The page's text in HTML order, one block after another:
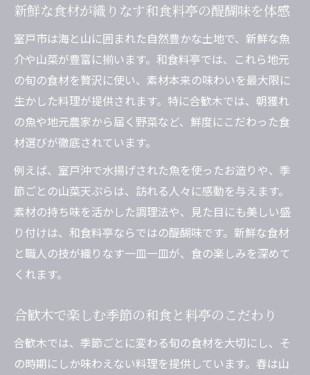
合歓木で受け継がれる和食の美しさを体験
和食料亭で味わう地域ならではの逸品とは
和食の伝統技術を支える料亭のおもてなし
和食料亭で季節ごとの伝統料理を楽しむ
落ち着いた料亭空間で和食の粋を知る
和食の奥深さを感じる料亭の静かな空間
和食料亭ならではの居心地の良さを体感
静寂な料亭で味わう和食の味と香りの魅力
和食と料亭の調和が生む至福のひととき
和食料亭の魅力を深掘りしたい方におすすめ
料亭で味わう和食の奥深いストーリーに触
れる
和食料亭のこだわりと伝統美に迫る体験談
新鮮な食材が織りなす和食料亭の醍醐味を体感
室戸市は海と山に囲まれた自然豊かな土地で、新鮮な魚
介や山菜が豊富に揃います。和食料亭では、これら地元
の旬の食材を贅沢に使い、素材本来の味わいを最大限に
生かした料理が提供されます。特に合歓木では、朝獲れ
の魚や地元農家から届く野菜など、鮮度にこだわった食
材選びが徹底されています。
例えば、室戸沖で水揚げされた魚を使ったお造りや、季
節ごとの山菜天ぷらは、訪れる人々に感動を与えます。
素材の持ち味を活かした調理法や、見た目にも美しい盛
り付けは、和食料亭ならではの醍醐味です。新鮮な食材
と職人の技が織りなす一皿一皿が、食の楽しみを深めて
くれます。
合歓木で楽しむ季節の和食と料亭のこだわり
合歓木では、季節ごとに変わる旬の食材を大切にし、そ
の時期にしか味わえない料理を提供しています。春は山